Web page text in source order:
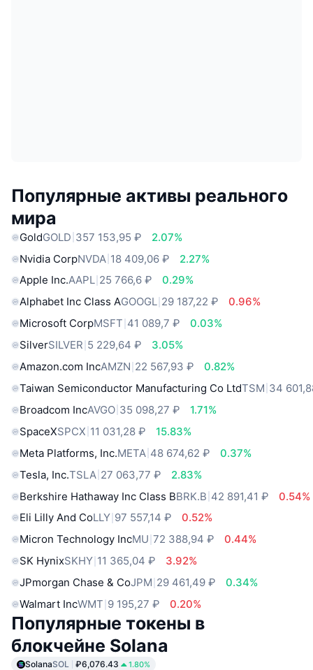
Популярные активы реального
мира
GoldGOLD 357 153,95 ₽
2.07%
Nvidia CorpNVDA 18 409,06 ₽
2.27%
Apple Inc.AAPL 25 766,6 ₽
0.29%
Alphabet Inc Class AGOOGL 29 187,22 ₽
0.96%
Microsoft CorpMSFT 41 089,7 ₽
0.03%
SilverSILVER 5 229,64 ₽
3.05%
Amazon.com IncAMZN 22 567,93 ₽
0.82%
Taiwan Semiconductor Manufacturing Co LtdTSM 34
Broadcom IncAVGO 35 098,27 ₽
1.71%
SpaceXSPCX 11 031,28 ₽
15.83%
Meta Platforms, Inc.META 48 674,62 ₽
0.37%
Tesla, Inc.TSLA 27 063,77 ₽
2.83%
Berkshire Hathaway Inc Class BBRK.B 42 891,41 ₽
0.54%
Eli Lilly And CoLLY 97 557,14 ₽
0.52%
Micron Technology IncMU 72 388,94 ₽
0.44%
SK HynixSKHY 11 365,04 ₽
3.92%
JPmorgan Chase & CoJPM 29 461,49 ₽
0.34%
Walmart IncWMT 9 195,27 ₽ 0.20%
Популярные токены в
блокчейне Solana
SolanaSOL ₽6,076.43 1.80%